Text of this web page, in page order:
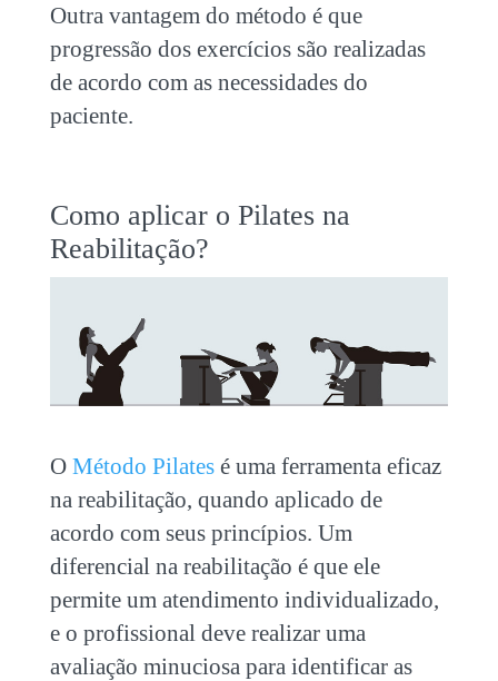
Outra vantagem do método é que
progressão dos exercícios são realizadas
de acordo com as necessidades do
paciente.
Como aplicar o Pilates na
Reabilitação?
O Método Pilatesé uma ferramenta eficaz
na reabilitação, quando aplicado de
acordo com seus princípios. Um
diferencial na reabilitação é que ele
permite um atendimento individualizado,
e o profissional deve realizar uma
avaliação minuciosa para identificar as